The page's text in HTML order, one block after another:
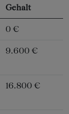
Gehalt
0 €
9.600 €
16.800 €